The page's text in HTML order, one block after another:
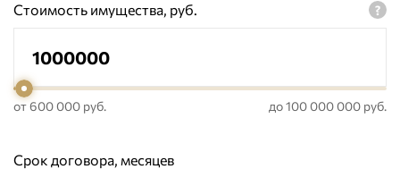
Стоимость имущества, руб.
от 600 000 руб. до 100 000 000 руб.
Срок договора, месяцев